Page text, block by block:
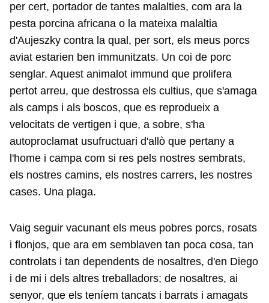
per cert, portador de tantes malalties, com ara la
pesta porcina africana o la mateixa malaltia
d'Aujeszky contra la qual, per sort, els meus porcs
aviat estarien ben immunitzats. Un coi de porc
senglar. Aquest animalot immund que prolifera
pertot arreu, que destrossa els cultius, que s'amaga
als camps i als boscos, que es reprodueix a
velocitats de vertigen i que, a sobre, s'ha
autoproclamat usufructuari d'allò que pertany a
l'home i campa com si res pels nostres sembrats,
els nostres camins, els nostres carrers, les nostres
cases. Una plaga.
Vaig seguir vacunant els meus pobres porcs, rosats
i flonjos, que ara em semblaven tan poca cosa, tan
controlats i tan dependents de nosaltres, d'en Diego
i de mi i dels altres treballadors; de nosaltres, ai
senyor, que els teníem tancats i barrats i amagats